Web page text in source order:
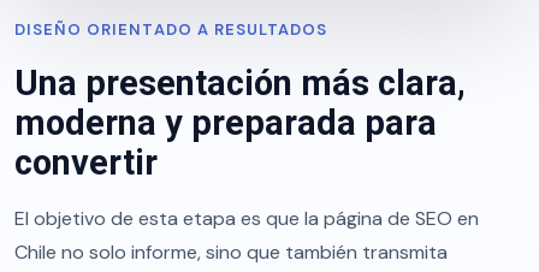
DISEÑO ORIENTADO A RESULTADOS
Una presentación más clara,
moderna y preparada para
convertir
El objetivo de esta etapa es que la página de SEO en
Chile no solo informe, sino que también transmita